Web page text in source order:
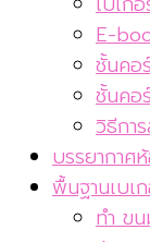
E-
ชั้นคอ
ชั้นคอ
วิธีกา
บรรยากาศ
พื้นฐานเบเ
ทำ ข